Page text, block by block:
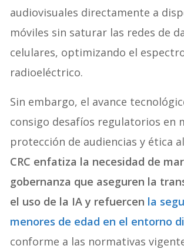
audiovisuales directamente a
móviles sin saturar las redes de
celulares, optimizando el
radioeléctrico.
Sin embargo, el avance
consigo desafíos regulatorios en
protección de audiencias y ética
CRC enfatiza la necesidad de
gobernanza que aseguren la
el uso de la IA y refuercen la
menores de edad en el entorno
conforme a las normativas